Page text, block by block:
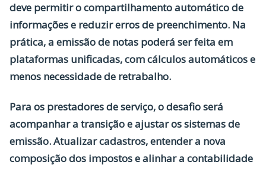
deve permitir o compartilhamento automático de
informações e reduzir erros de preenchimento. Na
prática, a emissão de notas poderá ser feita em
plataformas unificadas, com cálculos automáticos e
menos necessidade de retrabalho.
Para os prestadores de serviço, o desafio será
acompanhar a transição e ajustar os sistemas de
emissão. Atualizar cadastros, entender a nova
composição dos impostos e alinhar a contabilidade